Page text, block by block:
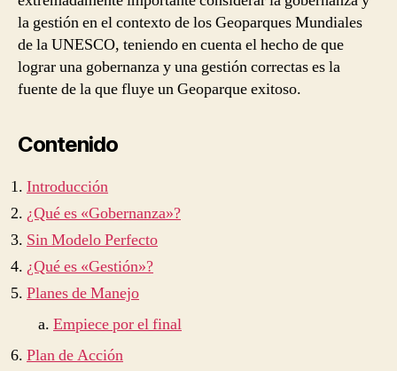
la gestión en el contexto de los Geoparques Mundiales
de la UNESCO, teniendo en cuenta el hecho de que
lograr una gobernanza y una gestión correctas es la
fuente de la que fluye un Geoparque exitoso.
Contenido
Introducción
¿Qué es «Gobernanza»?
Sin Modelo Perfecto
¿Qué es «Gestión»?
Planes de Manejo
Empiece por el final
Plan de Acción